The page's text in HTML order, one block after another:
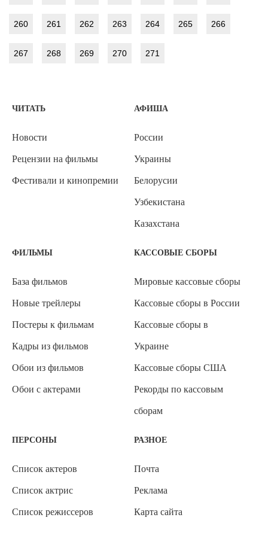
260 261 262 263 264 265 266
267 268 269 270 271
ЧИТАТЬ
Новости
Рецензии на фильмы
Фестивали и кинопремии
АФИША
России
Украины
Белорусии
Узбекистана
Казахстана
ФИЛЬМЫ
База фильмов
Новые трейлеры
Постеры к фильмам
Кадры из фильмов
Обои из фильмов
Обои с актерами
КАССОВЫЕ СБОРЫ
Мировые кассовые сборы
Кассовые сборы в России
Кассовые сборы в
Украине
Кассовые сборы США
Рекорды по кассовым
сборам
ПЕРСОНЫ
Список актеров
Список актрис
Список режиссеров
РАЗНОЕ
Почта
Реклама
Карта сайта